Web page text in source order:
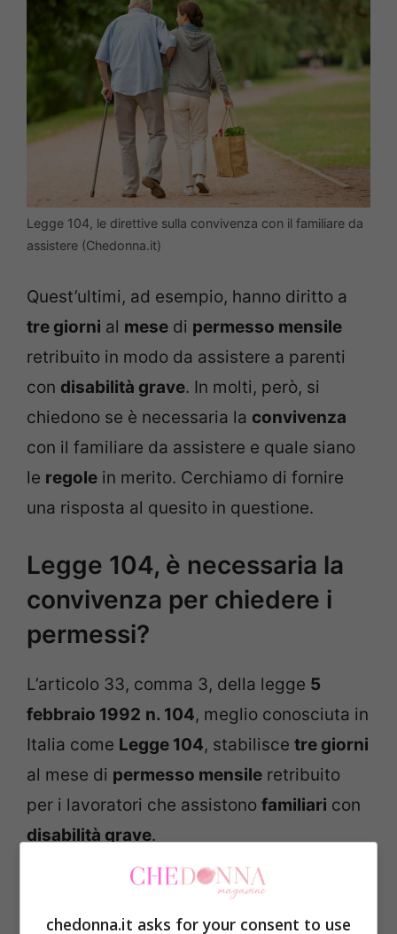
Legge 104, le direttive sulla convivenza con il familiare da
assistere (Chedonna.it)
Quest’ultimi, ad esempio, hanno diritto a
tre giorni al mese di permesso mensile
retribuito in modo da assistere a parenti
con disabilità grave. In molti, però, si
chiedono se è necessaria la convivenza
con il familiare da assistere e quale siano
le regole in merito. Cerchiamo di fornire
una risposta al quesito in questione.
Legge 104, è necessaria la
convivenza per chiedere i
permessi?
L’articolo 33, comma 3, della legge 5
febbraio 1992 n. 104, meglio conosciuta in
Italia come Legge 104, stabilisce tre giorni
al mese di permesso mensile retribuito
per i lavoratori che assistono familiari con
disabilità grave.
chedonna.it asks for your consent to use